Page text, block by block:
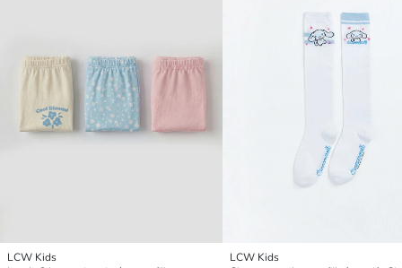
LCW Kids
LCW Kids